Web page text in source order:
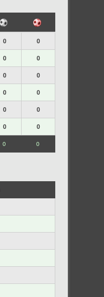
0
0
0
0
0
0
0
0
0
0
0 0
0 0